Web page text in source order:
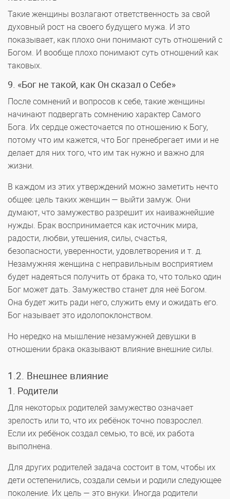
Такие женщины возлагают ответственность за свой
духовный рост на своего будущего мужа. И это
показывает, как плохо они понимают суть отношений с
Богом. И вообще плохо понимают суть отношений как
таковых.
9. «Бог не такой, как Он сказал о Себе»
После сомнений и вопросов к себе, такие женщины
начинают подвергать сомнению характер Самого
Бога. Их сердце ожесточается по отношению к Богу,
потому что им кажется, что Бог пренебрегает ими и не
делает для них того, что им так нужно и важно для
жизни.
В каждом из этих утверждений можно заметить нечто
общее: цель таких женщин — выйти замуж. Они
думают, что замужество разрешит их наиважнейшие
нужды. Брак воспринимается как источник мира,
радости, любви, утешения, силы, счастья,
безопасности, уверенности, удовлетворения и т. д.
Незамужняя женщина с неправильным восприятием
будет надеяться получить от брака то, что только один
Бог может дать. Замужество станет для неё Богом.
Она будет жить ради него, служить ему и ожидать его.
Бог называет это идолопоклонством.
Но нередко на мышление незамужней девушки в
отношении брака оказывают влияние внешние силы.
1.2. Внешнее влияние
1. Родители
Для некоторых родителей замужество означает
зрелость или то, что их ребёнок точно повзрослел.
Если их ребёнок создал семью, то всё, их работа
выполнена.
Для других родителей задача состоит в том, чтобы их
дети остепенились, создали семьи и родили следующее
поколение. Их цель — это внуки. Иногда родители